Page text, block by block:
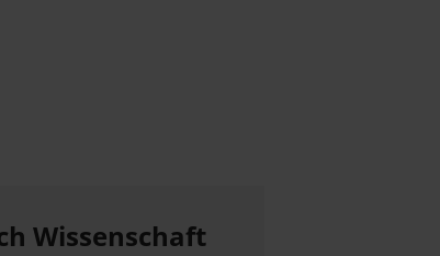
Wissenschaft